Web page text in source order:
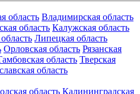
область Владимирская область
область Калужская область
Липецкая область
Орловская область Рязанская
область Тверская
область
область Калининградская